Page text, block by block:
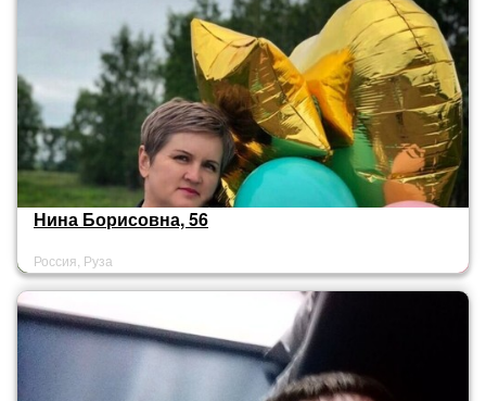
Нина Борисовна, 56
Россия, Руза